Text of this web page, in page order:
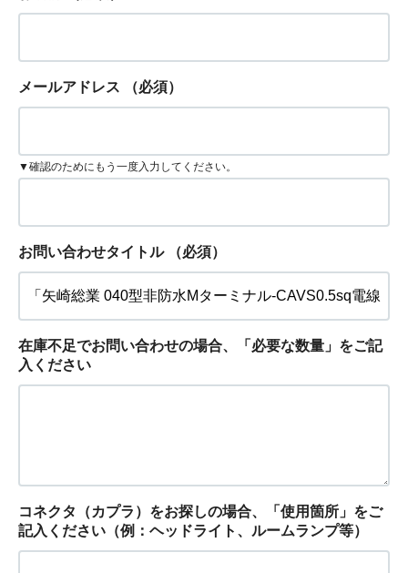
メールアドレス （必須）
▼確認のためにもう一度入力してください。
お問い合わせタイトル （必須）
在庫不足でお問い合わせの場合、「必要な数量」をご記
入ください
コネクタ（カプラ）をお探しの場合、「使用箇所」をご
記入ください（例：ヘッドライト、ルームランプ等）